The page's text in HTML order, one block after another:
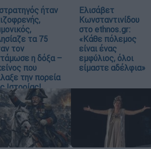
ήταν
τα 75
τον
η δόξα –
που
την πορεία
Ιστορίας!
Ελισάβετ
Κωνσταντινίδου
στο ethnos.gr:
«Κάθε πόλεμος
είναι ένας
εμφύλιος, όλοι
είμαστε αδέλφια»